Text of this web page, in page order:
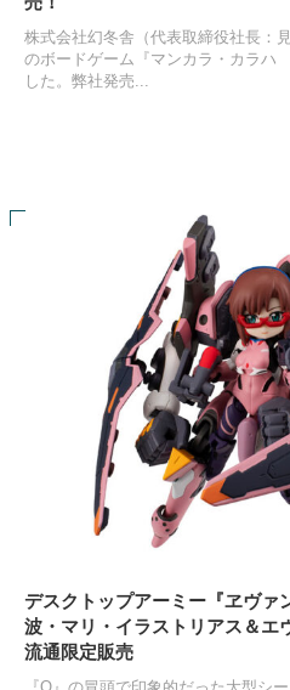
株式会社幻冬舎（代表取締役社長：
のボードゲーム『マンカラ・カラハ
した。弊社発売...
デスクトップアーミー『ヱヴァ
波・マリ・イラストリアス＆エ
流通限定販売